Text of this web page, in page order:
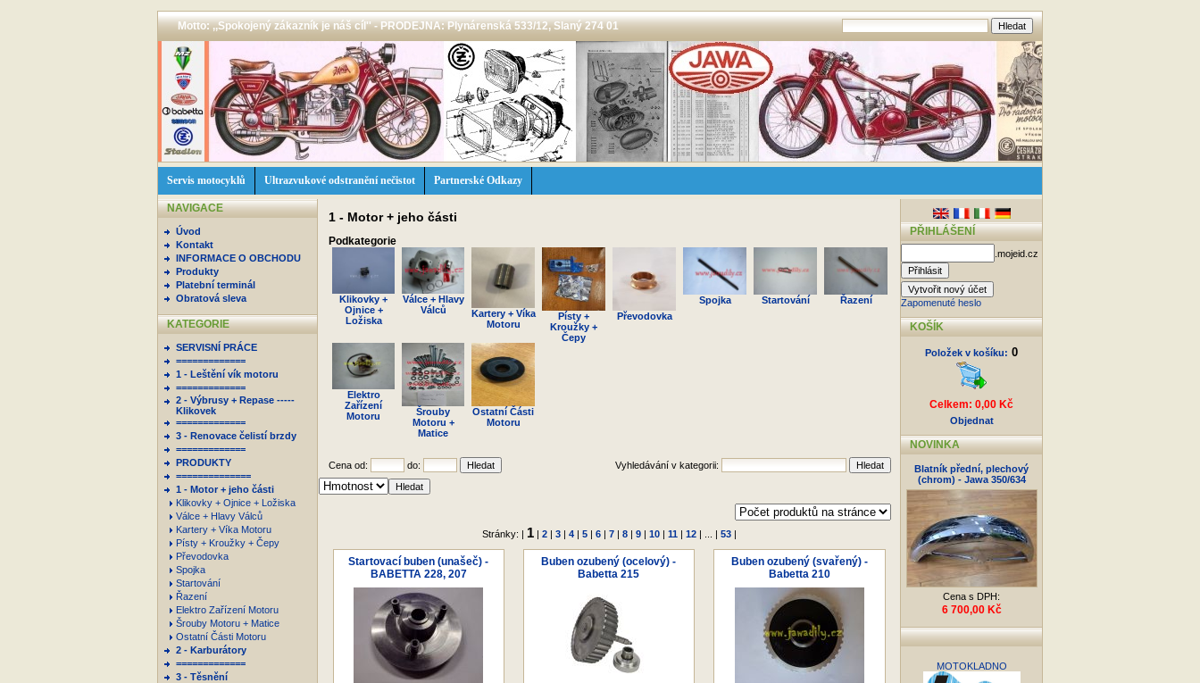
Motto: ,,Spokojený zákazník je náš cíl'' - PRODEJNA: Plynárenská 533/12, Slaný 274 01
Servis motocyklů Ultrazvukové odstranění nečistot Partnerské Odkazy
NAVIGACE
Úvod
Kontakt
INFORMACE O OBCHODU
Produkty
Platební terminál
Obratová sleva
KATEGORIE
SERVISNÍ PRÁCE
=============
1 - Leštění vík motoru
=============
2 - Výbrusy + Repase -----
Klikovek
=============
3 - Renovace čelistí brzdy
=============
PRODUKTY
==============
1 - Motor + jeho části
Klikovky + Ojnice + Ložiska
Válce + Hlavy Válců
Kartery + Víka Motoru
Písty + Kroužky + Čepy
Převodovka
Spojka
Startování
Řazení
Elektro Zařízení Motoru
Šrouby Motoru + Matice
Ostatní Části Motoru
2 - Karburátory
=============
3 - Těsnění
1 - Motor + jeho části
Podkategorie
Klikovky +
Ojnice +
Ložiska
Válce + Hlavy
Válců
Kartery + Víka
Motoru
Písty +
Kroužky +
Čepy
Převodovka
Spojka Startování Řazení
Elektro
Zařízení
Motoru
Šrouby
Motoru +
Matice
Ostatní Části
Motoru
Cena od: do: Vyhledávání v kategorii:
Stránky: | 1| 2| 3| 4| 5| 6| 7| 8| 9| 10| 11| 12| ... | 53|
Startovací buben (unašeč) -
BABETTA 228, 207
Buben ozubený (ocelový) -
Babetta 215
Buben ozubený (svařený) -
Babetta 210
PŘIHLÁŠENÍ
.mojeid.cz
Zapomenuté heslo
KOŠÍK
Položek v košíku: 0
Celkem: 0,00 Kč
Objednat
NOVINKA
Blatník přední, plechový
(chrom) - Jawa 350/634
Cena s DPH:
6 700,00 Kč
MOTOKLADNO